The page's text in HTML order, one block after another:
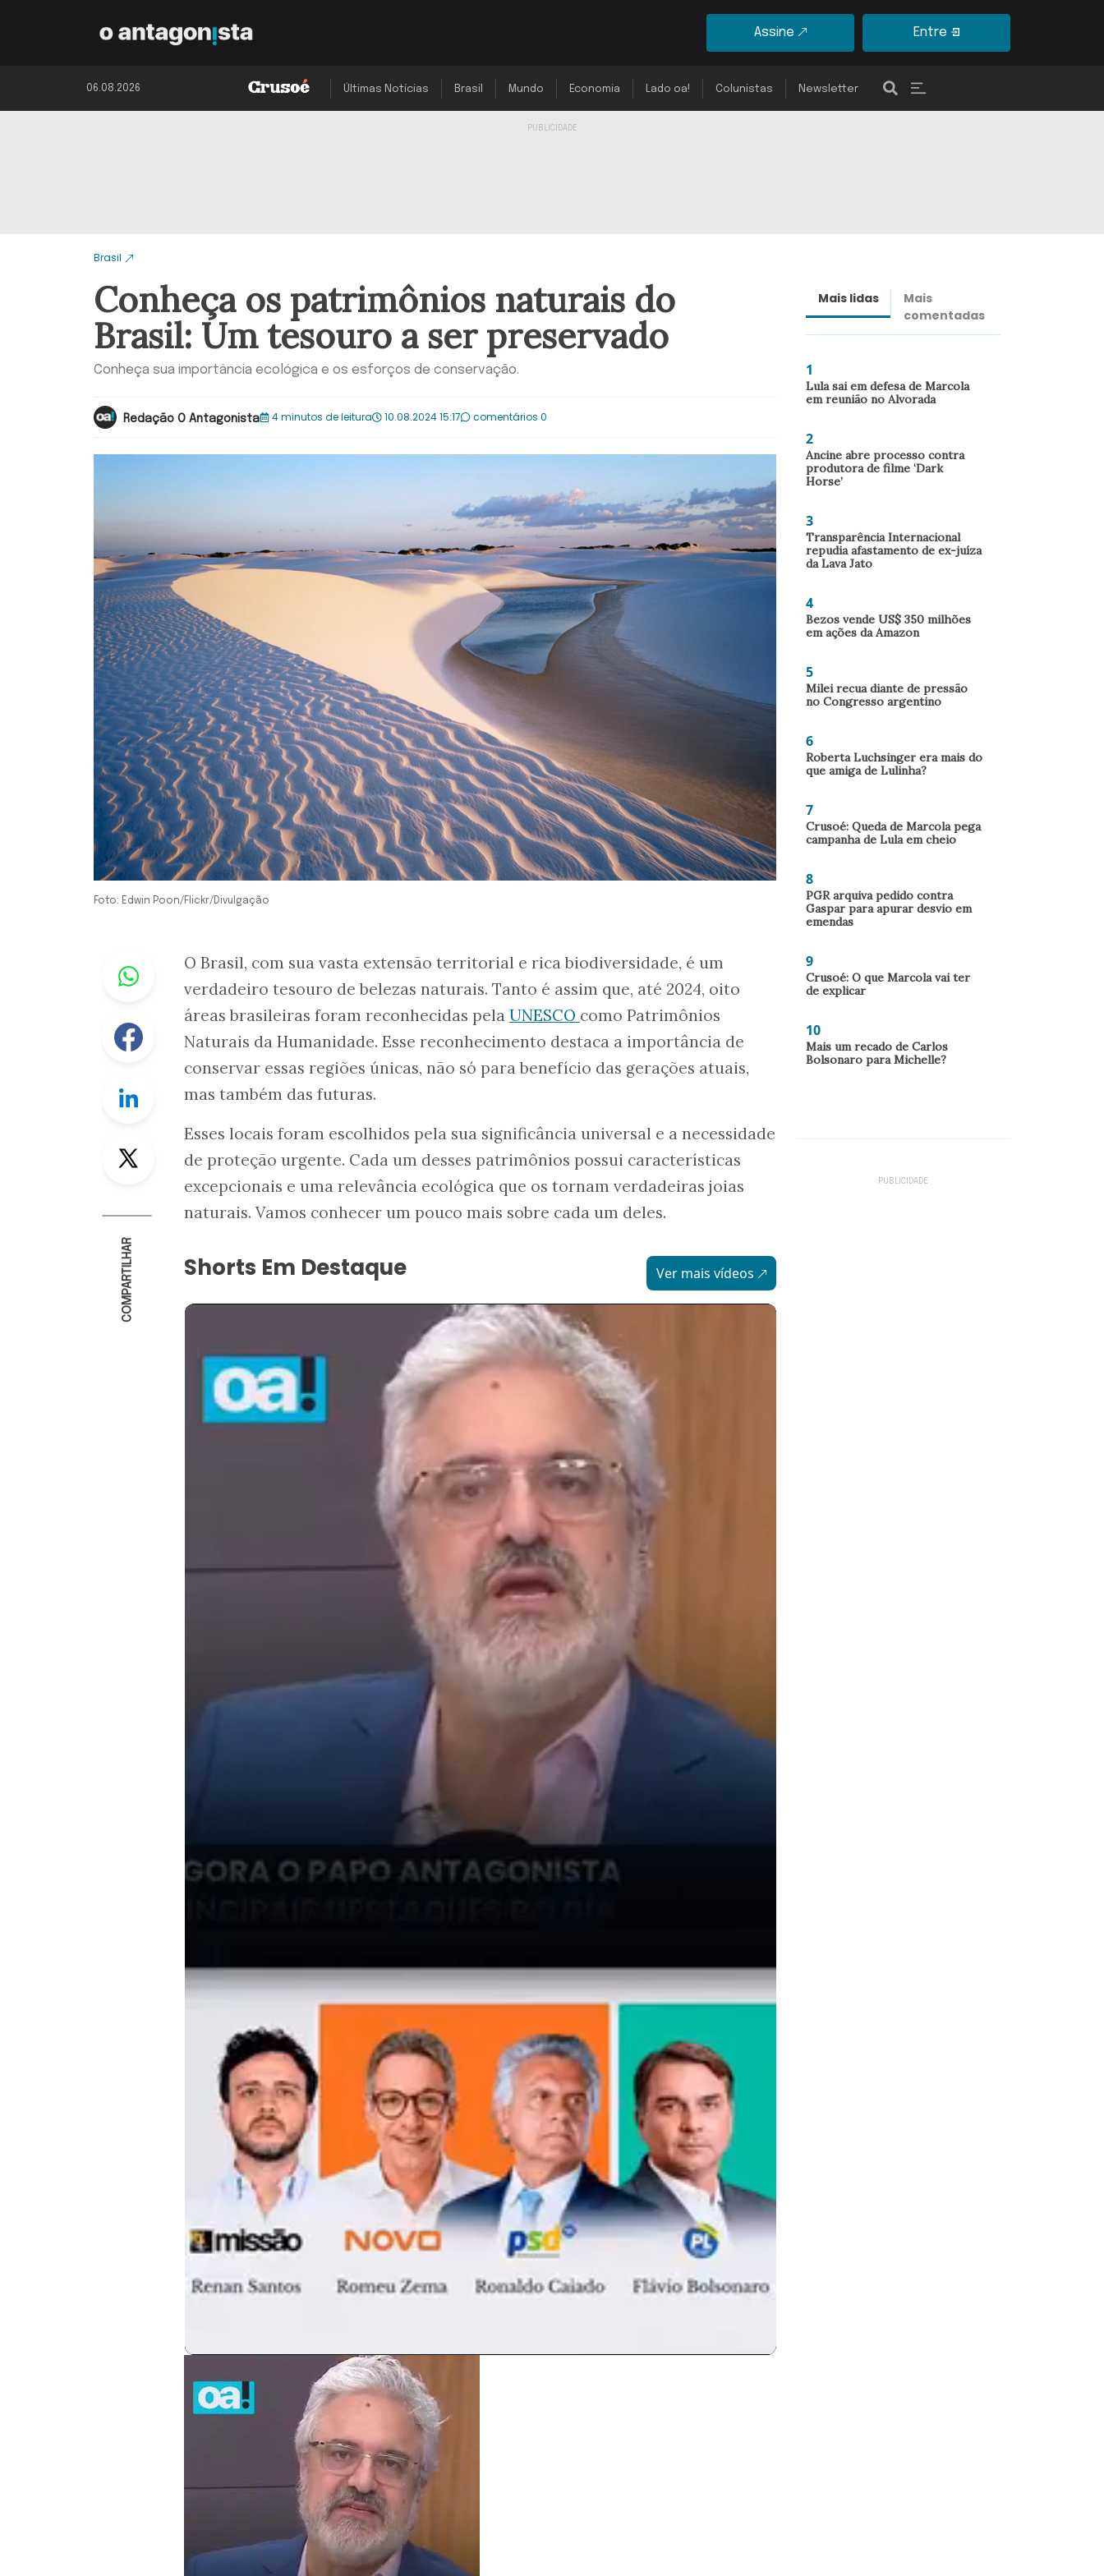
Assine Entre
06.08.2026 Últimas Notícias Brasil Mundo Economia Lado oa! Colunistas Newsletter
Brasil
Conheça os patrimônios naturais do
Brasil: Um tesouro a ser preservado
Conheça sua importância ecológica e os esforços de conservação.
Redação O Antagonista 4 minutos de leitura 10.08.2024 15:17 comentários 0
Foto: Edwin Poon/Flickr/Divulgação
Whastapp
Facebook
Twitter
COMPARTILHAR
O Brasil, com sua vasta extensão territorial e rica biodiversidade, é um
verdadeiro tesouro de belezas naturais. Tanto é assim que, até 2024, oito
áreas brasileiras foram reconhecidas pela UNESCO como Patrimônios
Naturais da Humanidade. Esse reconhecimento destaca a importância de
conservar essas regiões únicas, não só para benefício das gerações atuais,
mas também das futuras.
Esses locais foram escolhidos pela sua significância universal e a necessidade
de proteção urgente. Cada um desses patrimônios possui características
excepcionais e uma relevância ecológica que os tornam verdadeiras joias
naturais. Vamos conhecer um pouco mais sobre cada um deles.
Shorts Em Destaque Ver mais vídeos
Mais lidas
Mais
comentadas
1
Lula sai em defesa de Marcola
em reunião no Alvorada
2
Ancine abre processo contra
produtora de filme ‘Dark
Horse’
3
Transparência Internacional
repudia afastamento de ex-juíza
da Lava Jato
4
Bezos vende US$ 350 milhões
em ações da Amazon
5
Milei recua diante de pressão
no Congresso argentino
6
Roberta Luchsinger era mais do
que amiga de Lulinha?
7
Crusoé: Queda de Marcola pega
campanha de Lula em cheio
8
PGR arquiva pedido contra
Gaspar para apurar desvio em
emendas
9
Crusoé: O que Marcola vai ter
de explicar
10
Mais um recado de Carlos
Bolsonaro para Michelle?